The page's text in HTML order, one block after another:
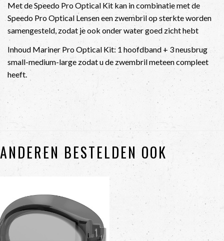
Met de Speedo Pro Optical Kit kan in combinatie met de
Speedo Pro Optical Lensen een zwembril op sterkte worden
samengesteld, zodat je ook onder water goed zicht hebt
Inhoud Mariner Pro Optical Kit: 1 hoofdband + 3 neusbrug
small-medium-large zodat u de zwembril meteen compleet
heeft.
ANDEREN BESTELDEN OOK